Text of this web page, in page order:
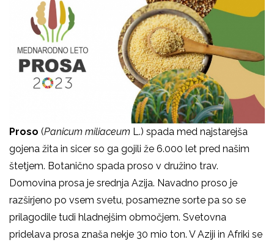
Proso (Panicum miliaceum L.) spada med najstarejša
gojena žita in sicer so ga gojili že 6.000 let pred našim
štetjem. Botanično spada proso v družino trav.
Domovina prosa je srednja Azija. Navadno proso je
razširjeno po vsem svetu, posamezne sorte pa so se
prilagodile tudi hladnejšim območjem. Svetovna
pridelava prosa znaša nekje 30 mio ton. V Aziji in Afriki se